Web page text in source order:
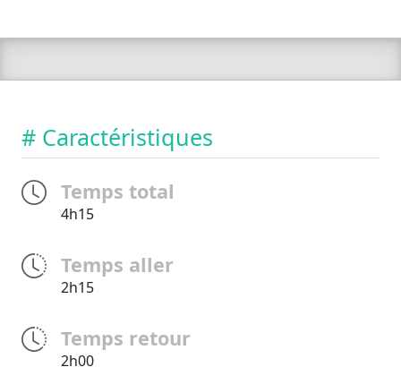
# Caractéristiques
Temps total
4h15
Temps aller
2h15
Temps retour
2h00